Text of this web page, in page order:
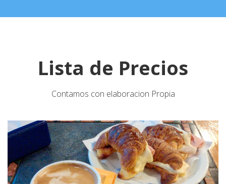
Lista de Precios
Contamos con elaboracion Propia